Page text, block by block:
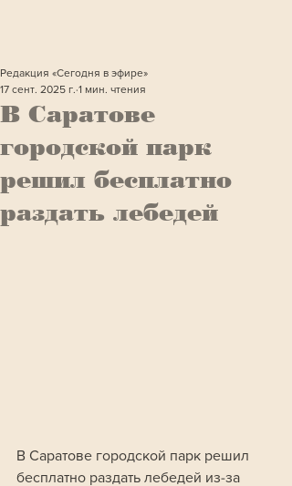
В Саратове
городской парк
решил бесплатно
раздать лебедей
Редакция «Сегодня в эфире»
17 сент. 2025 г. 1 мин. чтения
В Саратове городской парк решил
бесплатно раздать лебедей из-за